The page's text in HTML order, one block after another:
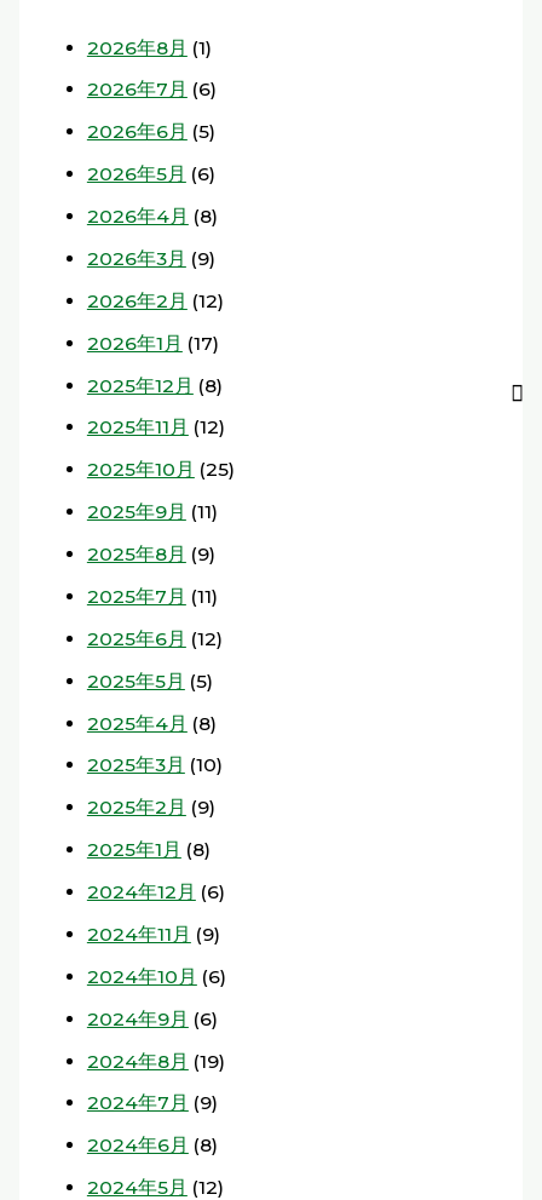
2026年8月 (1)
2026年7月 (6)
2026年6月 (5)
2026年5月 (6)
2026年4月 (8)
2026年3月 (9)
2026年2月 (12)
2026年1月 (17)
2025年12月 (8)
2025年11月 (12)
2025年10月 (25)
2025年9月 (11)
2025年8月 (9)
2025年7月 (11)
2025年6月 (12)
2025年5月 (5)
2025年4月 (8)
2025年3月 (10)
2025年2月 (9)
2025年1月 (8)
2024年12月 (6)
2024年11月 (9)
2024年10月 (6)
2024年9月 (6)
2024年8月 (19)
2024年7月 (9)
2024年6月 (8)
2024年5月 (12)